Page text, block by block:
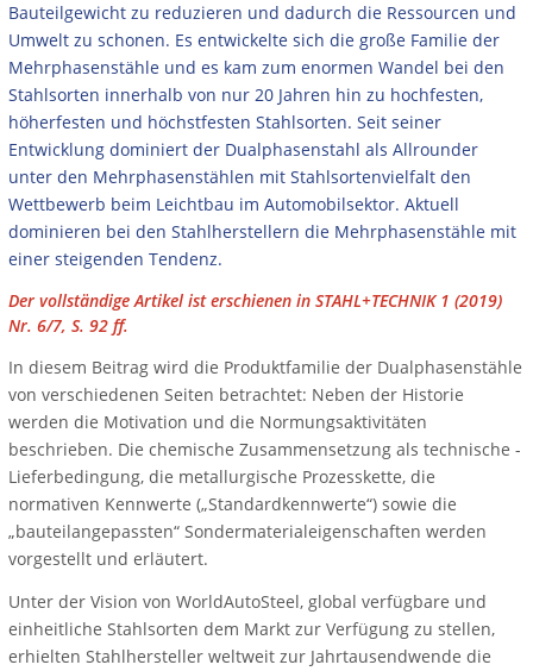
Bauteilgewicht zu reduzieren und dadurch die Ressourcen und
Umwelt zu schonen. Es entwickelte sich die große Familie der
Mehrphasenstähle und es kam zum enormen Wandel bei den
Stahlsorten innerhalb von nur 20 Jahren hin zu hochfesten,
höherfesten und höchstfesten Stahlsorten. Seit seiner
Entwicklung dominiert der Dualphasenstahl als Allrounder
unter den Mehrphasenstählen mit Stahlsortenvielfalt den
Wettbewerb beim Leichtbau im Automobilsektor. Aktuell
dominieren bei den Stahlherstellern die Mehrphasenstähle mit
einer steigenden Tendenz.
Der vollständige Artikel ist erschienen in STAHL+TECHNIK 1 (2019)
Nr. 6/7, S. 92 ff.
In diesem Beitrag wird die Produktfamilie der Dualphasenstähle
von verschiedenen Seiten betrachtet: Neben der Historie
werden die Motivation und die Normungsaktivitäten
beschrieben. Die chemische Zusammensetzung als technische ­
Lieferbedingung, die metallurgische Prozesskette, die
normativen Kennwerte („Standardkennwerte“) sowie die
„bauteil­angepassten“ Sondermaterialeigenschaften werden
vorgestellt und erläutert.
Unter der Vision von WorldAutoSteel, global verfügbare und
einheitliche Stahlsorten dem Markt zur Verfügung zu stellen,
erhielten Stahlhersteller weltweit zur Jahrtausendwende die